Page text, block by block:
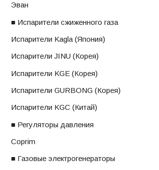
ㅤЭван
■ Испарители сжиженного газа
ㅤИспарители Kagla (Япония)
ㅤИспарители JINU (Корея)
ㅤИспарители KGE (Корея)
ㅤИспарители GURBONG (Корея)
ㅤИспарители KGС (Китай)
■ Регуляторы давления
ㅤCoprim
■ Газовые электрогенераторы